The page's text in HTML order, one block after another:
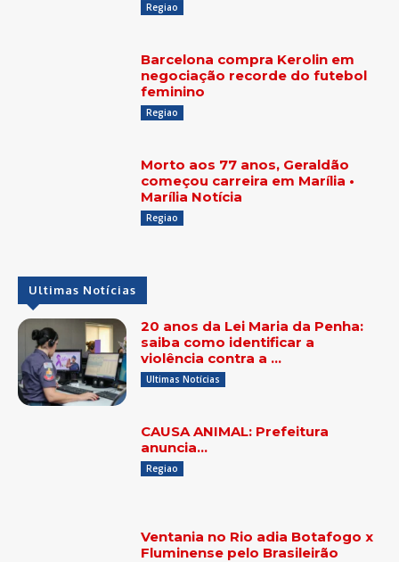
Regiao
Barcelona compra Kerolin em
negociação recorde do futebol
feminino
Regiao
Morto aos 77 anos, Geraldão
começou carreira em Marília •
Marília Notícia
Regiao
Ultimas Notícias
20 anos da Lei Maria da Penha:
saiba como identificar a
violência contra a …
Ultimas Notícias
CAUSA ANIMAL: Prefeitura
anuncia…
Regiao
Ventania no Rio adia Botafogo x
Fluminense pelo Brasileirão